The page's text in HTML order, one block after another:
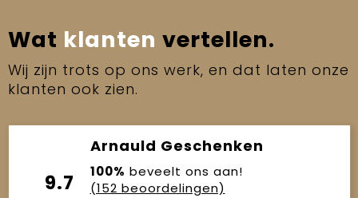
Wat klanten vertellen.
Wij zijn trots op ons werk, en dat laten onze
klanten ook zien.
9.7
Arnauld Geschenken
100% beveelt ons aan!
(152 beoordelingen)